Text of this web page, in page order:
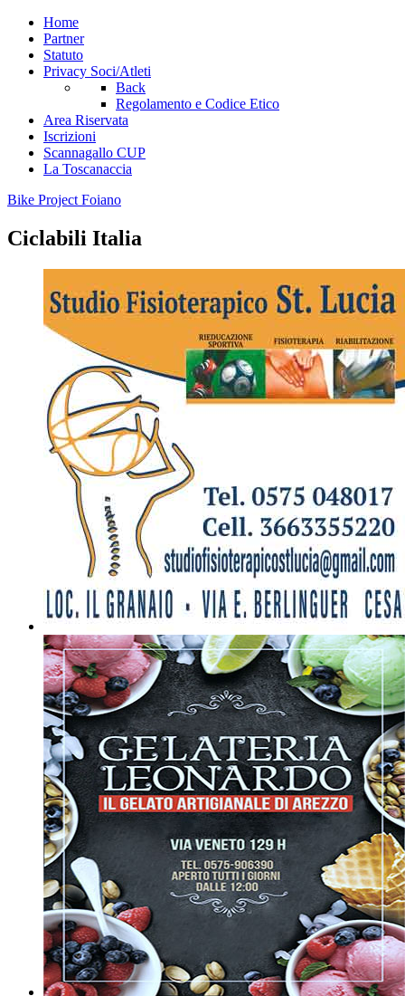
Home
Partner
Statuto
Privacy Soci/Atleti
Back
Regolamento e Codice Etico
Area Riservata
Iscrizioni
Scannagallo CUP
La Toscanaccia
Bike Project Foiano
Ciclabili Italia